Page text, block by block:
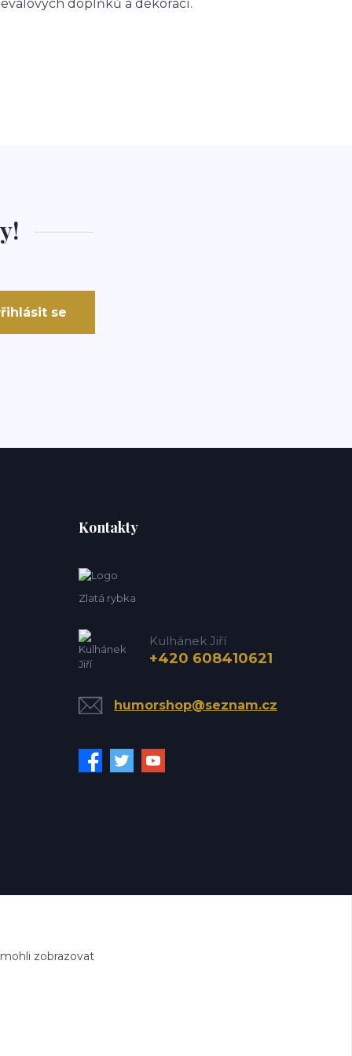
doplňků a dekorací.
se
Kontakty
Zlatá rybka
Kulhánek Jiří
+420 608410621
humorshop@seznam.cz
zobrazovat